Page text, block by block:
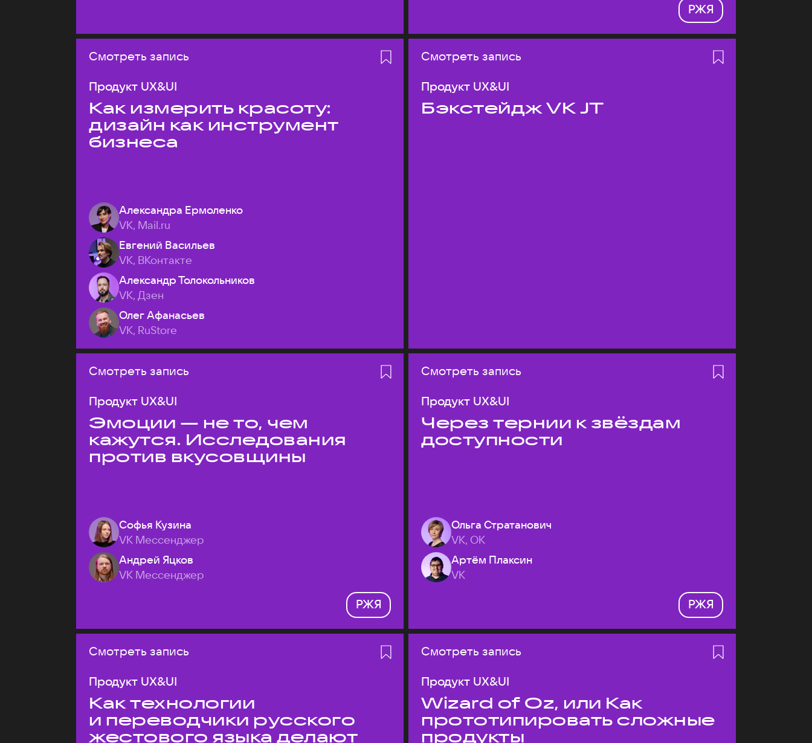
РЖЯ
Смотреть запись
Продукт UX&UI
Как измерить красоту:
дизайн как инструмент
бизнеса
Александра Ермоленко
VK, Mail.ru
Евгений Васильев
VK, ВКонтакте
Александр Толокольников
VK, Дзен
Олег Афанасьев
VK, RuStore
Смотреть запись
Продукт UX&UI
Бэкстейдж VK JT
Смотреть запись
Продукт UX&UI
Эмоции — не то, чем
кажутся. Исследования
против вкусовщины
Софья Кузина
VK Мессенджер
Андрей Яцков
VK Мессенджер
РЖЯ
Смотреть запись
Продукт UX&UI
Через тернии к звёздам
доступности
Ольга Стратанович
VK, ОК
Артём Плаксин
VK
РЖЯ
Смотреть запись
Продукт UX&UI
Как технологии
и переводчики русского
жестового языка делают
Смотреть запись
Продукт UX&UI
Wizard of Oz, или Как
прототипировать сложные
продукты